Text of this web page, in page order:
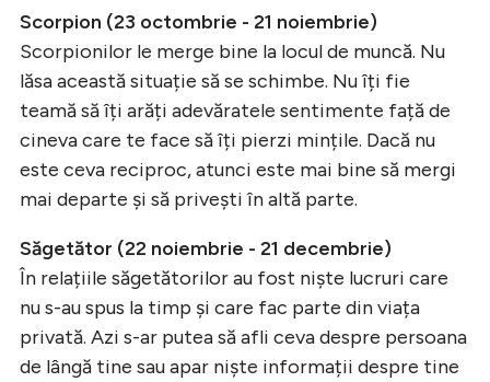
Scorpion (23 octombrie - 21 noiembrie)
Scorpionilor le merge bine la locul de muncă. Nu
lăsa această situație să se schimbe. Nu îți fie
teamă să îți arăți adevăratele sentimente față de
cineva care te face să îți pierzi mințile. Dacă nu
este ceva reciproc, atunci este mai bine să mergi
mai departe și să privești în altă parte.
Săgetător (22 noiembrie - 21 decembrie)
În relațiile săgetătorilor au fost niște lucruri care
nu s-au spus la timp și care fac parte din viața
privată. Azi s-ar putea să afli ceva despre persoana
de lângă tine sau apar niște informații despre tine